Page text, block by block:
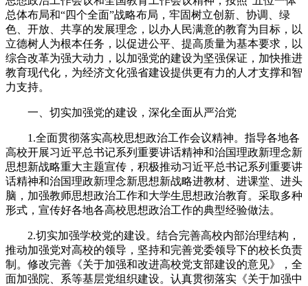
总体布局和“四个全面”战略布局，牢固树立创新、协调、绿
色、开放、共享的发展理念，以办人民满意的教育为目标，以
立德树人为根本任务，以促进公平、提高质量为基本要求，以
综合改革为强大动力，以加强党的建设为坚强保证，加快推进
教育现代化，为经济文化强省建设提供更有力的人才支撑和智
力支持。
一、切实加强党的建设，深化全面从严治党
1.全面贯彻落实高校思想政治工作会议精神。指导各地各
高校开展习近平总书记系列重要讲话精神和治国理政新理念新
思想新战略重大主题宣传，积极推动习近平总书记系列重要讲
话精神和治国理政新理念新思想新战略进教材、进课堂、进头
脑，加强教师思想政治工作和大学生思想政治教育。采取多种
形式，宣传好各地各高校思想政治工作的典型经验做法。
2.切实加强学校党的建设。结合完善高校内部治理结构，
推动加强党对高校的领导，坚持和完善党委领导下的校长负责
制。修改完善《关于加强和改进高校党支部建设的意见》，全
面加强院、系等基层党组织建设。认真贯彻落实《关于加强中